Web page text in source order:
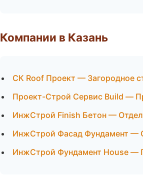
Компании в Казань
СК Roof Проект — Загородное
Проект-Строй Сервис Build —
ИнжСтрой Finish Бетон —
ИнжСтрой Фасад Фундамент —
ИнжСтрой Фундамент House —